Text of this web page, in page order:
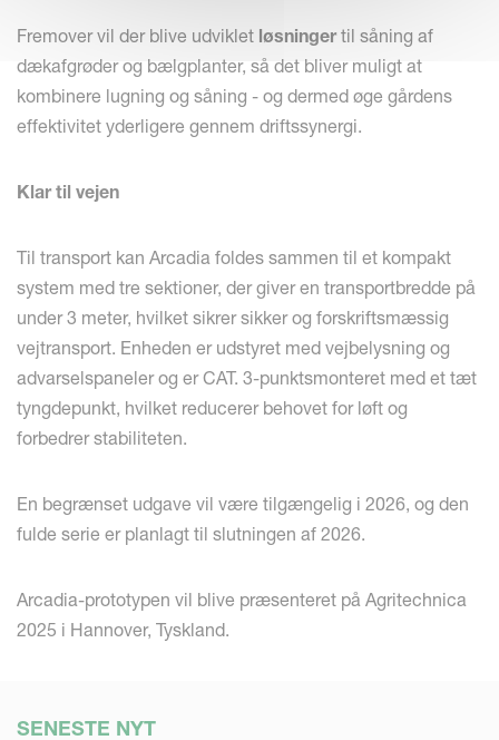
Fremover vil der blive udviklet løsninger til såning af
dækafgrøder og bælgplanter, så det bliver muligt at
kombinere lugning og såning - og dermed øge gårdens
effektivitet yderligere gennem driftssynergi.
Klar til vejen
Til transport kan Arcadia foldes sammen til et kompakt
system med tre sektioner, der giver en transportbredde på
under 3 meter, hvilket sikrer sikker og forskriftsmæssig
vejtransport. Enheden er udstyret med vejbelysning og
advarselspaneler og er CAT. 3-punktsmonteret med et tæt
tyngdepunkt, hvilket reducerer behovet for løft og
forbedrer stabiliteten.
En begrænset udgave vil være tilgængelig i 2026, og den
fulde serie er planlagt til slutningen af 2026.
Arcadia-prototypen vil blive præsenteret på Agritechnica
2025 i Hannover, Tyskland.
SENESTE NYT